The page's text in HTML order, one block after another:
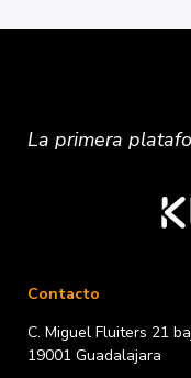
La primera
Contacto
C. Miguel Fluiters 21
19001 Guadalajara